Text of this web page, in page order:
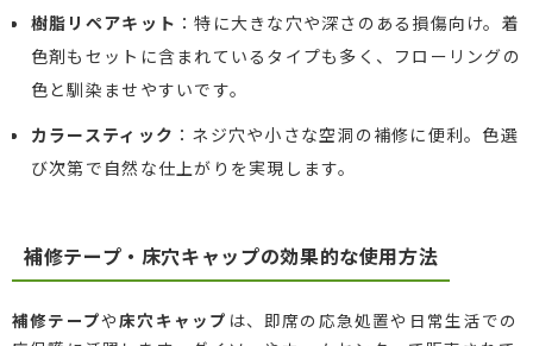
樹脂リペアキット ：特に大きな穴や深さのある損傷向け。着
色剤もセットに含まれているタイプも多く、フローリングの
色と馴染ませやすいです。
カラースティック ：ネジ穴や小さな空洞の補修に便利。色選
び次第で自然な仕上がりを実現します。
補修テープ・床穴キャップの効果的な使用方法
補修テープや床穴キャップ は、即席の応急処置や日常生活での